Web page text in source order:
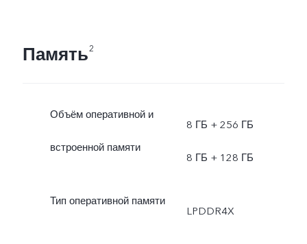
Память2
Объём оперативной и
встроенной памяти
8 ГБ + 256 ГБ
8 ГБ + 128 ГБ
Тип оперативной памяти
LPDDR4X